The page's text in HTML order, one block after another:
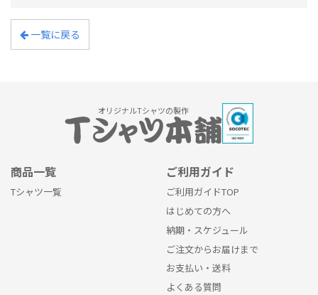
一覧に戻る
オリジナルTシャツの製作
商品一覧
Tシャツ一覧
ご利用ガイド
ご利用ガイドTOP
はじめての方へ
納期・スケジュール
ご注文からお届けまで
お支払い・送料
よくある質問